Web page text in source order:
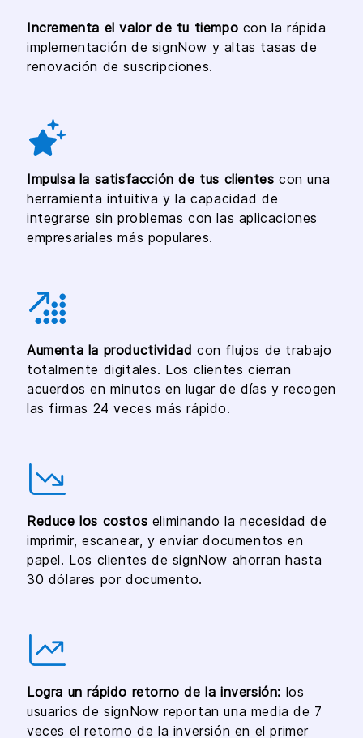
Incrementa el valor de tu tiempo con la rápida
implementación de signNow y altas tasas de
renovación de suscripciones.
Impulsa la satisfacción de tus clientes con una
herramienta intuitiva y la capacidad de
integrarse sin problemas con las aplicaciones
empresariales más populares.
Aumenta la productividad con flujos de trabajo
totalmente digitales. Los clientes cierran
acuerdos en minutos en lugar de días y recogen
las firmas 24 veces más rápido.
Reduce los costos eliminando la necesidad de
imprimir, escanear, y enviar documentos en
papel. Los clientes de signNow ahorran hasta
30 dólares por documento.
Logra un rápido retorno de la inversión: los
usuarios de signNow reportan una media de 7
veces el retorno de la inversión en el primer